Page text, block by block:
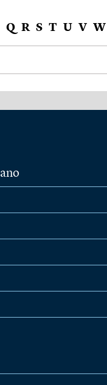
Q R S T U V W